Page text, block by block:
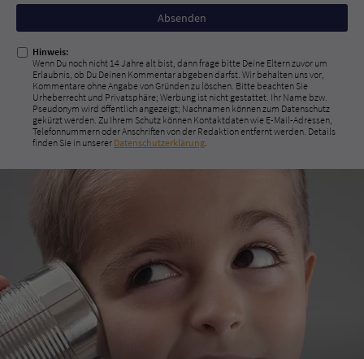
Nicht
ausfüllen!
Hinweis:
Wenn Du noch nicht 14 Jahre alt bist, dann frage bitte Deine Eltern zuvor um
Erlaubnis, ob Du Deinen Kommentar abgeben darfst. Wir behalten uns vor,
Kommentare ohne Angabe von Gründen zu löschen. Bitte beachten Sie
Urheberrecht und Privatsphäre; Werbung ist nicht gestattet. Ihr Name bzw.
Pseudonym wird öffentlich angezeigt; Nachnamen können zum Datenschutz
gekürzt werden. Zu Ihrem Schutz können Kontaktdaten wie E-Mail-Adressen,
Telefonnummern oder Anschriften von der Redaktion entfernt werden. Details
finden Sie in unserer Datenschutzerklärung.